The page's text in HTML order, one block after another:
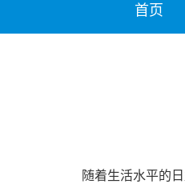
首页
随着生活水平的